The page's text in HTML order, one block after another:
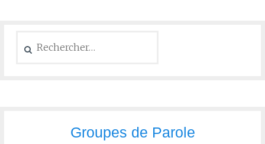
Groupes de Parole